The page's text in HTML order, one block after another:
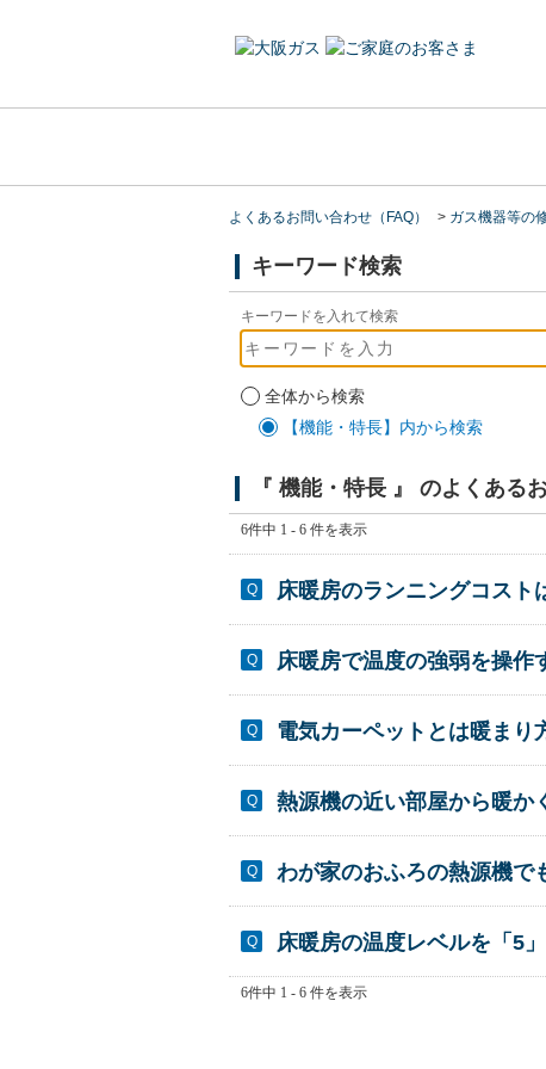
よくあるお問い合わせ（FAQ） > ガス機器等の
キーワード検索
キーワードを入れて検索
全体から検索
【機能・特長】内から検索
『 機能・特長 』 のよくある
6件中 1 - 6 件を表示
床暖房のランニングコスト
床暖房で温度の強弱を操作
電気カーペットとは暖まり
熱源機の近い部屋から暖か
わが家のおふろの熱源機で
床暖房の温度レベルを「5
6件中 1 - 6 件を表示